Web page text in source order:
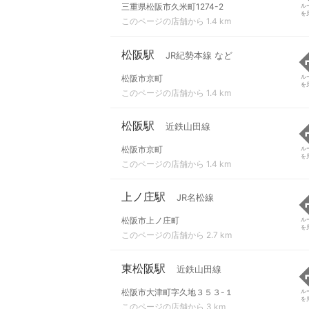
三重県松阪市久米町1274-2
このページの店舗から 1.4 km
ル
を
松阪駅 JR紀勢本線 など
松阪市京町
このページの店舗から 1.4 km
ル
を
松阪駅 近鉄山田線
松阪市京町
このページの店舗から 1.4 km
ル
を
上ノ庄駅 JR名松線
松阪市上ノ庄町
このページの店舗から 2.7 km
ル
を
東松阪駅 近鉄山田線
松阪市大津町字久地３５３-１
このページの店舗から 3 km
ル
を